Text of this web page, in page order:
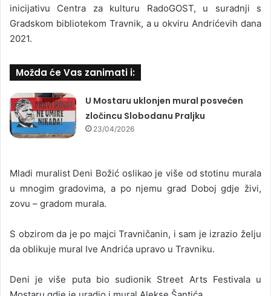
inicijativu Centra za kulturu RadoGOST, u suradnji s
Gradskom bibliotekom Travnik, a u okviru Andrićevih dana
2021.
Možda će Vas zanimati i:
U Mostaru uklonjen mural posvećen
zločincu Slobodanu Praljku
23/04/2026
Mladi muralist Deni Božić oslikao je više od stotinu murala
u mnogim gradovima, a po njemu grad Doboj gdje živi,
zovu – gradom murala.
S obzirom da je po majci Travničanin, i sam je izrazio želju
da oblikuje mural Ive Andrića upravo u Travniku.
Deni je više puta bio sudionik Street Arts Festivala u